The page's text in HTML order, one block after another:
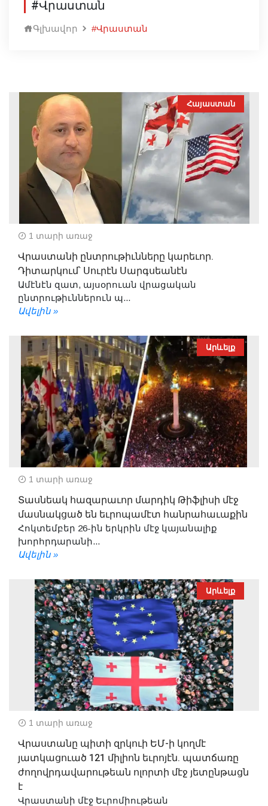
#Վրաստան
Գլխավոր #Վրաստան
Հայաստան
1 տարի առաջ
Վրաստանի ընտրութիւնները կարեւոր.
Դիտարկում՝ Սուրէն Սարգսեանէն
Ամէնէն զատ, այսօրուան վրացական
ընտրութիւններուն պ...
Ավելին »
Արևելք
1 տարի առաջ
Տասնեակ հազարաւոր մարդիկ Թիֆլիսի մէջ
մասնակցած են եւրոպամէտ հանրահաւաքին
Հոկտեմբեր 26-ին երկրին մէջ կայանալիք
խորհրդարանի...
Ավելին »
Արևելք
1 տարի առաջ
Վրաստանը պիտի զրկուի ԵՄ-ի կողմէ
յատկացուած 121 միլիոն եւրոյէն. պատճառը
ժողովրդավարութեան ոլորտի մէջ յետընթացն
է
Վրաստանի մէջ Եւրոմիութեան